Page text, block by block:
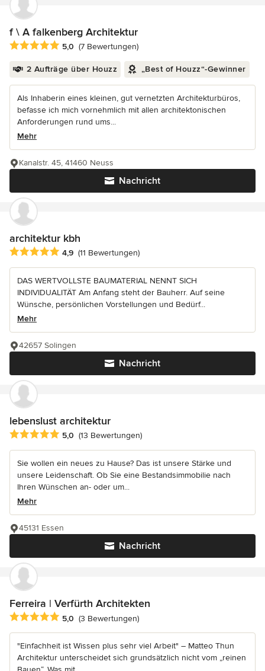
f \ A falkenberg Architektur
Durchschnittliche Bewertung: 5 von 5 Sternen
5,0 (7 Bewertungen)
2 Aufträge über Houzz „Best of Houzz“-Gewinner
Als Inhaberin eines kleinen, gut vernetzten Architekturbüros,
befasse ich mich vornehmlich mit allen architektonischen
Anforderungen rund ums...
Mehr
Nachricht
Kanalstr. 45, 41460 Neuss
architektur kbh
Durchschnittliche Bewertung: 4.9 von 5 Sternen
4,9 (11 Bewertungen)
DAS WERTVOLLSTE BAUMATERIAL NENNT SICH
INDIVIDUALITÄT Am Anfang steht der Bauherr. Auf seine
Wünsche, persönlichen Vorstellungen und Bedürf...
Mehr
Nachricht
42657 Solingen
lebenslust architektur
Durchschnittliche Bewertung: 5 von 5 Sternen
5,0 (13 Bewertungen)
Sie wollen ein neues zu Hause? Das ist unsere Stärke und
unsere Leidenschaft. Ob Sie eine Bestandsimmobilie nach
Ihren Wünschen an- oder um...
Mehr
Nachricht
45131 Essen
Ferreira | Verfürth Architekten
Durchschnittliche Bewertung: 5 von 5 Sternen
5,0 (3 Bewertungen)
"Einfachheit ist Wissen plus sehr viel Arbeit" – Matteo Thun
Architektur unterscheidet sich grundsätzlich nicht vom „reinen